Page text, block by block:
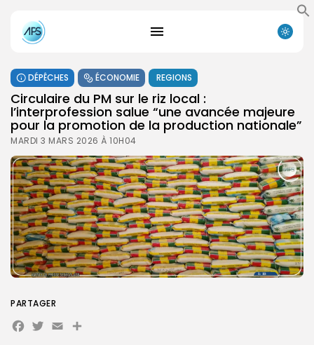
DÉPÊCHES ÉCONOMIE REGIONS
Circulaire du PM sur le riz local :
l’interprofession salue “une avancée majeure
pour la promotion de la production nationale”
MARDI 3 MARS 2026 À 10H04
PARTAGER
Facebook
Twitter
EmailPartager